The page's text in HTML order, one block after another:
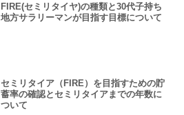
FIRE(セミリタイヤ)の種類と30代子持ち
地方サラリーマンが目指す目標について
セミリタイア（FIRE）を目指すための貯
蓄率の確認とセミリタイアまでの年数に
ついて